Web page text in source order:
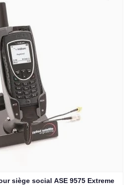
siège social ASE 9575 Extreme